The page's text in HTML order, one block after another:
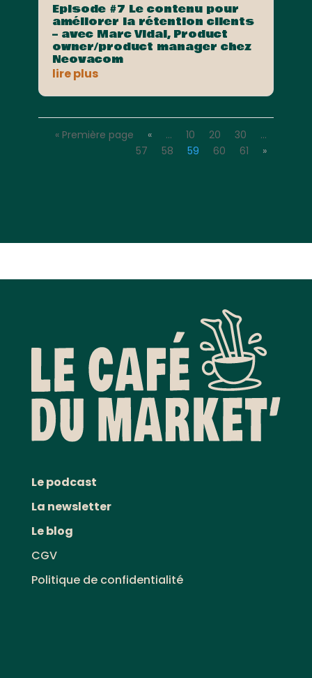
Episode #7 Le contenu pour
améliorer la rétention clients
– avec Marc Vidal, Product
owner/product manager chez
Neovacom
lire plus
« Première page « … 10 20 30
…
57
58 59 60 61 »
Le podcast
La newsletter
Le blog
CGV
Politique de confidentialité